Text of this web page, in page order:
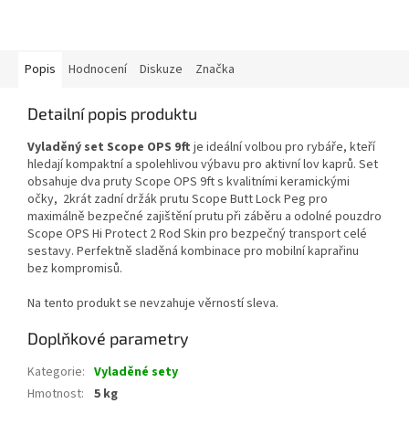
Popis Hodnocení Diskuze Značka
Detailní popis produktu
Vyladěný set Scope OPS 9ft je ideální volbou pro rybáře, kteří
hledají kompaktní a spolehlivou výbavu pro aktivní lov kaprů. Set
obsahuje dva pruty Scope OPS 9ft s kvalitními keramickými
očky, 2krát zadní držák prutu Scope Butt Lock Peg pro
maximálně bezpečné zajištění prutu při záběru a odolné pouzdro
Scope OPS Hi Protect 2 Rod Skin pro bezpečný transport celé
sestavy. Perfektně sladěná kombinace pro mobilní kaprařinu
bez kompromisů.
Na tento produkt se nevzahuje věrností sleva.
Doplňkové parametry
Kategorie: Vyladěné sety
Hmotnost: 5 kg